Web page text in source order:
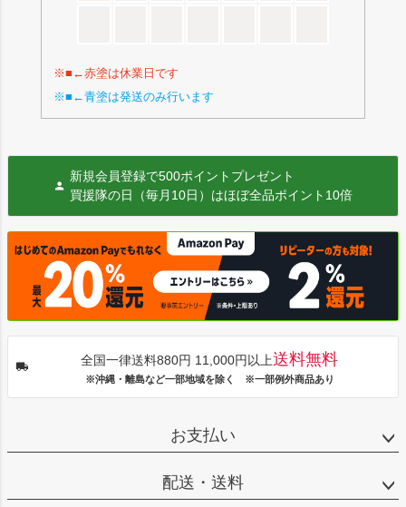
※■←赤塗は休業日です
※■←青塗は発送のみ行います
新規会員登録で500ポイントプレゼント
買援隊の日（毎月10日）はほぼ全品ポイント10倍
全国一律送料880円 11,000円以上送料無料
※沖縄・離島など一部地域を除く ※一部例外商品あり
お支払い
配送・送料